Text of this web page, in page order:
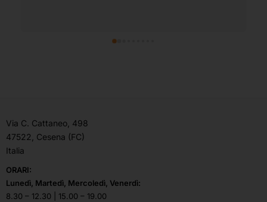
Via C. Cattaneo, 498
47522, Cesena (FC)
Italia
ORARI:
Lunedì, Martedì, Mercoledì, Venerdì:
8.30 – 12.30 | 15.00 – 19.00